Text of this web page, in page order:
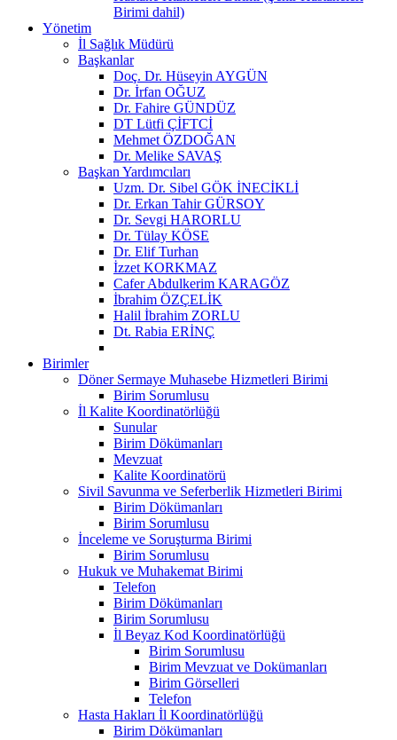
Birimi dahil)
Yönetim
İl Sağlık Müdürü
Başkanlar
Doç. Dr. Hüseyin AYGÜN
Dr. İrfan OĞUZ
Dr. Fahire GÜNDÜZ
DT Lütfi ÇİFTCİ
Mehmet ÖZDOĞAN
Dr. Melike SAVAŞ
Başkan Yardımcıları
Uzm. Dr. Sibel GÖK İNECİKLİ
Dr. Erkan Tahir GÜRSOY
Dr. Sevgi HARORLU
Dr. Tülay KÖSE
Dr. Elif Turhan
İzzet KORKMAZ
Cafer Abdulkerim KARAGÖZ
İbrahim ÖZÇELİK
Halil İbrahim ZORLU
Dt. Rabia ERİNÇ
Birimler
Döner Sermaye Muhasebe Hizmetleri Birimi
Birim Sorumlusu
İl Kalite Koordinatörlüğü
Sunular
Birim Dökümanları
Mevzuat
Kalite Koordinatörü
Sivil Savunma ve Seferberlik Hizmetleri Birimi
Birim Dökümanları
Birim Sorumlusu
İnceleme ve Soruşturma Birimi
Birim Sorumlusu
Hukuk ve Muhakemat Birimi
Telefon
Birim Dökümanları
Birim Sorumlusu
İl Beyaz Kod Koordinatörlüğü
Birim Sorumlusu
Birim Mevzuat ve Dokümanları
Birim Görselleri
Telefon
Hasta Hakları İl Koordinatörlüğü
Birim Dökümanları